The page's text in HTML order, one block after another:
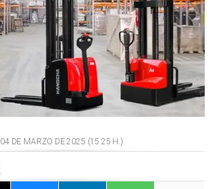
04 DE MARZO DE 2025 (15:25 H.)